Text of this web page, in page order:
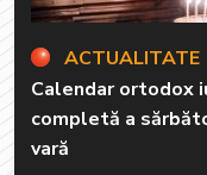
ACTUALITATE
Calendar ortodox
completă a
vară